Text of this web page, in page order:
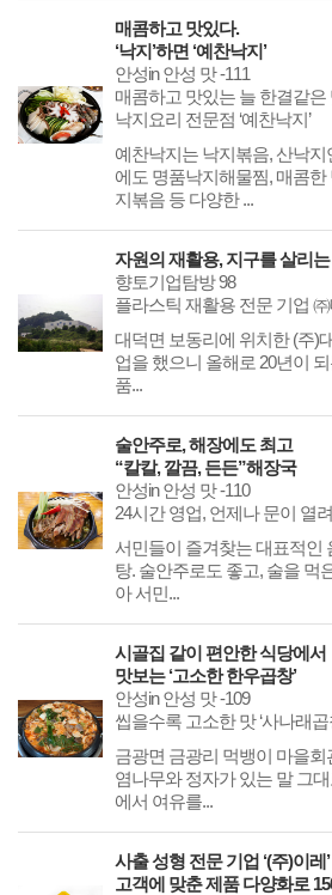
매콤하고 맛있다.
‘낙지’하면 ‘예찬낙지’
안성in 안성 맛 -111
매콤하고 맛있는 늘 한결같은
낙지요리 전문점 ‘예찬낙지’
예찬낙지는 낙지볶음, 산낙
에도 명품낙지해물찜, 매콤
지볶음 등 다양한 ...
자원의 재활용, 지구를 살리
향토기업탐방 98
플라스틱 재활용 전문 기업
대덕면 보동리에 위치한 (주)
업을 했으니 올해로 20년이
품...
술안주로, 해장에도 최고
“칼칼, 깔끔, 든든”해장국
안성in 안성 맛 -110
24시간 영업, 언제나 문이 열
서민들이 즐겨찾는 대표적인
탕. 술안주로도 좋고, 술을 먹
아 서민...
시골집 같이 편안한 식당에서
맛보는 ‘고소한 한우곱창’
안성in 안성 맛 -109
씹을수록 고소한 맛 ‘사나래곱
금광면 금광리 먹뱅이 마을회
염나무와 정자가 있는 말 그
에서 여유를...
사출 성형 전문 기업 ‘(주)이레’
고객에 맞춘 제품 다양화로 150가